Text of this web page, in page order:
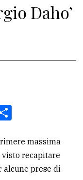
Daho’
massima
visto recapitare
alcune prese di